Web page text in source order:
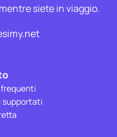
siete in viaggio.
supportati